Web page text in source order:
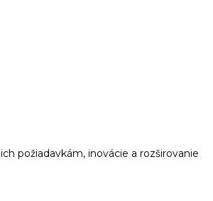
ich požiadavkám, inovácie a rozširovanie